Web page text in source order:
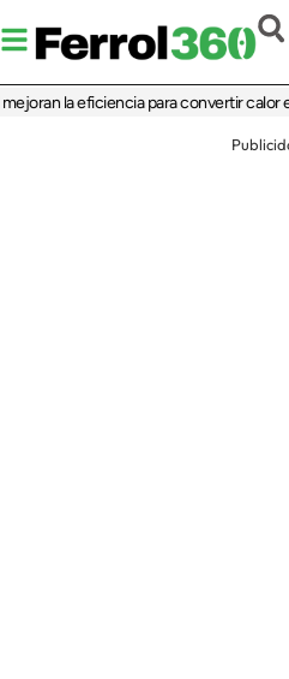
la eficiencia para convertir calor en